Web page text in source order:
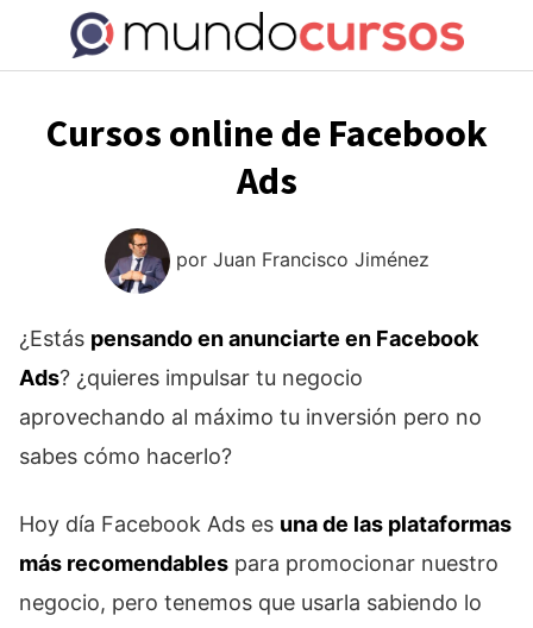
contenido
Cursos online de Facebook
Ads
por Juan Francisco Jiménez
¿Estás pensando en anunciarte en Facebook
Ads? ¿quieres impulsar tu negocio
aprovechando al máximo tu inversión pero no
sabes cómo hacerlo?
Hoy día Facebook Ads es una de las plataformas
más recomendables para promocionar nuestro
negocio, pero tenemos que usarla sabiendo lo